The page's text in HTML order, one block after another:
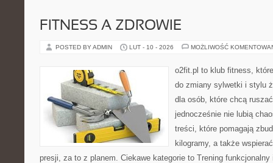
FITNESS A ZDROWIE
POSTED BY ADMIN LUT - 10 - 2026 MOŻLIWOŚĆ
o2fit.pl to klub fitness,
do zmiany sylwetki i stylu
dla osób, które chcą
jednocześnie nie lubią
treści, które pomagają
kilogramy, a także
presji, za to z planem. Ciekawe kategorie to Trening